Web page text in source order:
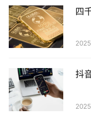
梳理券商一季度重仓
清晰：一方面是在科
一方面则是在大金融
科技”赛道是券商一季
股数量分别为30只、
个股数量的近四分之
四
抖